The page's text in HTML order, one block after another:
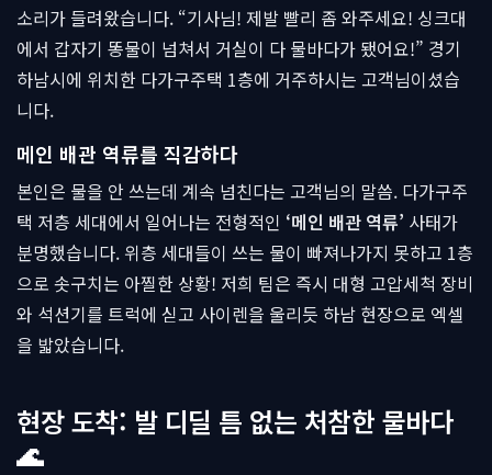
소리가 들려왔습니다. “기사님! 제발 빨리 좀 와주세요! 싱크대
에서 갑자기 똥물이 넘쳐서 거실이 다 물바다가 됐어요!” 경기
하남시에 위치한 다가구주택 1층에 거주하시는 고객님이셨습
니다.
메인 배관 역류를 직감하다
본인은 물을 안 쓰는데 계속 넘친다는 고객님의 말씀. 다가구주
택 저층 세대에서 일어나는 전형적인 ‘메인 배관 역류’ 사태가
분명했습니다. 위층 세대들이 쓰는 물이 빠져나가지 못하고 1층
으로 솟구치는 아찔한 상황! 저희 팀은 즉시 대형 고압세척 장비
와 석션기를 트럭에 싣고 사이렌을 울리듯 하남 현장으로 엑셀
을 밟았습니다.
현장 도착: 발 디딜 틈 없는 처참한 물바다
🌊